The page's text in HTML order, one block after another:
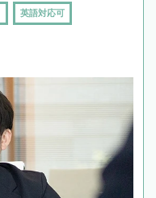
英語対応可